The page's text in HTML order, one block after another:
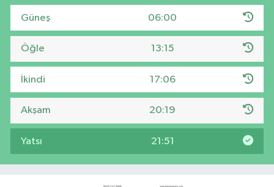
Güneş 06:00
Öğle 13:15
İkindi 17:06
Akşam 20:19
Yatsı 21:51